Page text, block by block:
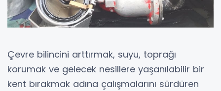
Çevre bilincini arttırmak, suyu, toprağı
korumak ve gelecek nesillere yaşanılabilir bir
kent bırakmak adına çalışmalarını sürdüren